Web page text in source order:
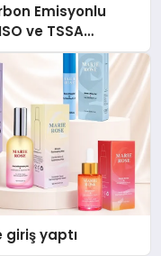
Emisyonlu
ve TSSA
giriş yaptı